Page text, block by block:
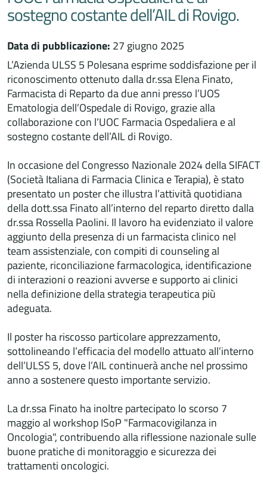
sostegno costante dell’AIL di Rovigo.
Data di pubblicazione: 27 giugno 2025
L’Azienda ULSS 5 Polesana esprime soddisfazione per il
riconoscimento ottenuto dalla dr.ssa Elena Finato,
Farmacista di Reparto da due anni presso l’UOS
Ematologia dell’Ospedale di Rovigo, grazie alla
collaborazione con l’UOC Farmacia Ospedaliera e al
sostegno costante dell’AIL di Rovigo.
In occasione del Congresso Nazionale 2024 della SIFACT
(Società Italiana di Farmacia Clinica e Terapia), è stato
presentato un poster che illustra l’attività quotidiana
della dott.ssa Finato all’interno del reparto diretto dalla
dr.ssa Rossella Paolini. Il lavoro ha evidenziato il valore
aggiunto della presenza di un farmacista clinico nel
team assistenziale, con compiti di counseling al
paziente, riconciliazione farmacologica, identificazione
di interazioni o reazioni avverse e supporto ai clinici
nella definizione della strategia terapeutica più
adeguata.
Il poster ha riscosso particolare apprezzamento,
sottolineando l’efficacia del modello attuato all’interno
dell’ULSS 5, dove l’AIL continuerà anche nel prossimo
anno a sostenere questo importante servizio.
La dr.ssa Finato ha inoltre partecipato lo scorso 7
maggio al workshop ISoP "Farmacovigilanza in
Oncologia", contribuendo alla riflessione nazionale sulle
buone pratiche di monitoraggio e sicurezza dei
trattamenti oncologici.